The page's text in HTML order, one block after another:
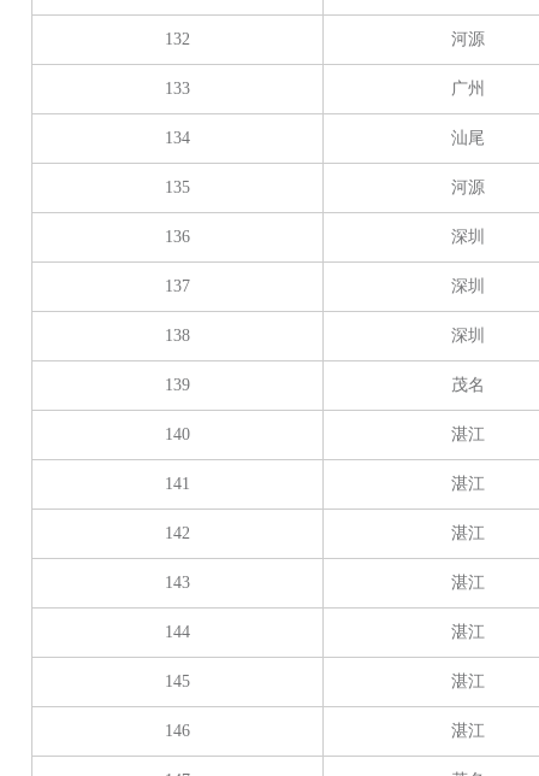
132 河源
133 广州
134 汕尾
135 河源
136 深圳
137 深圳
138 深圳
139 茂名
140 湛江
141 湛江
142 湛江
143 湛江
144 湛江
145 湛江
146 湛江